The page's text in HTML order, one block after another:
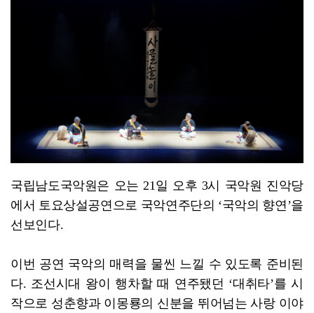
국립남도국악원은 오는 21일 오후 3시 국악원 진악당
에서 토요상설공연으로 국악연주단의 ‘국악의 향연’을
선보인다.
이번 공연 국악의 매력을 물씬 느낄 수 있도록 준비된
다. 조선시대 왕이 행차할 때 연주됐던 ‘대취타’를 시
작으로 성춘향과 이몽룡의 신분을 뛰어넘는 사랑 이야